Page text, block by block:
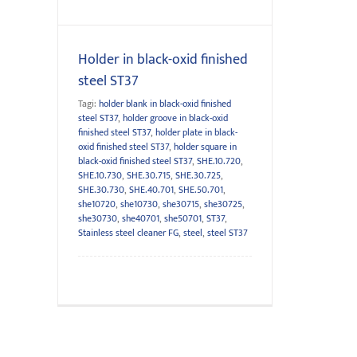
Holder in black-oxid finished
steel ST37
Tagi: holder blank in black-oxid finished
steel ST37, holder groove in black-oxid
finished steel ST37, holder plate in black-
oxid finished steel ST37, holder square in
black-oxid finished steel ST37, SHE.10.720,
SHE.10.730, SHE.30.715, SHE.30.725,
SHE.30.730, SHE.40.701, SHE.50.701,
she10720, she10730, she30715, she30725,
she30730, she40701, she50701, ST37,
Stainless steel cleaner FG, steel, steel ST37